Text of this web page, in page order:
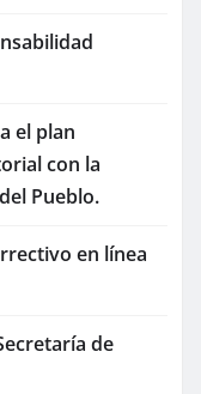
el plan
con la
Pueblo.
en línea
de